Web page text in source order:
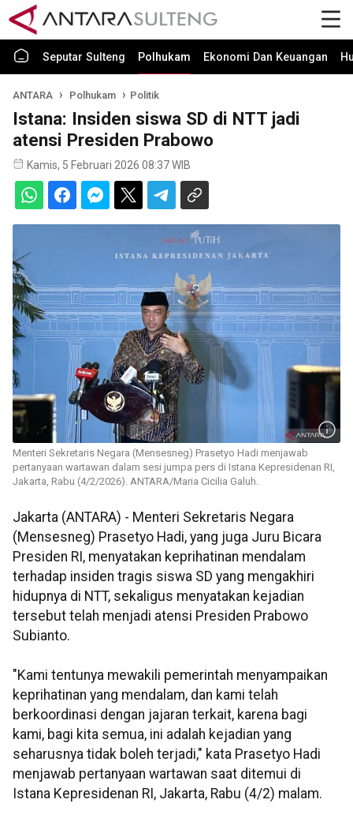
Seputar Sulteng Polhukam Ekonomi Dan Keuangan
ANTARA Polhukam Politik
Istana: Insiden siswa SD di NTT jadi
atensi Presiden Prabowo
Kamis, 5 Februari 2026 08:37 WIB
Menteri Sekretaris Negara (Mensesneg) Prasetyo Hadi menjawab
pertanyaan wartawan dalam sesi jumpa pers di Istana Kepresidenan RI,
Jakarta, Rabu (4/2/2026). ANTARA/Maria Cicilia Galuh.
Jakarta (ANTARA) - Menteri Sekretaris Negara
(Mensesneg) Prasetyo Hadi, yang juga Juru Bicara
Presiden RI, menyatakan keprihatinan mendalam
terhadap insiden tragis siswa SD yang mengakhiri
hidupnya di NTT, sekaligus menyatakan kejadian
tersebut telah menjadi atensi Presiden Prabowo
Subianto.
"Kami tentunya mewakili pemerintah menyampaikan
keprihatinan yang mendalam, dan kami telah
berkoordinasi dengan jajaran terkait, karena bagi
kami, bagi kita semua, ini adalah kejadian yang
seharusnya tidak boleh terjadi," kata Prasetyo Hadi
menjawab pertanyaan wartawan saat ditemui di
Istana Kepresidenan RI, Jakarta, Rabu (4/2) malam.